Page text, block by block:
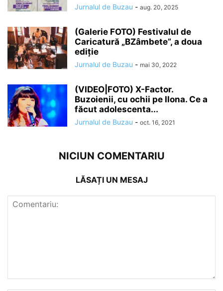
Jurnalul de Buzau - aug. 20, 2025
(Galerie FOTO) Festivalul de
Caricatură „BZâmbete”, a doua
ediție
Jurnalul de Buzau - mai 30, 2022
(VIDEO|FOTO) X-Factor.
Buzoienii, cu ochii pe Ilona. Ce a
făcut adolescenta...
Jurnalul de Buzau - oct. 16, 2021
NICIUN COMENTARIU
LĂSAȚI UN MESAJ